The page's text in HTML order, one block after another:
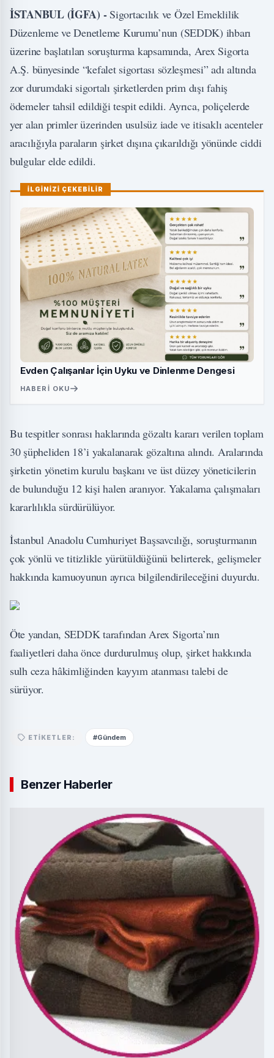
İSTANBUL (İGFA) -Sigortacılık ve Özel Emeklilik
Düzenleme ve Denetleme Kurumu’nun (SEDDK) ihbarı
üzerine başlatılan soruşturma kapsamında, Arex Sigorta
A.Ş. bünyesinde “kefalet sigortası sözleşmesi” adı altında
zor durumdaki sigortalı şirketlerden prim dışı fahiş
ödemeler tahsil edildiği tespit edildi. Ayrıca, poliçelerde
yer alan primler üzerinden usulsüz iade ve itisaklı acenteler
aracılığıyla paraların şirket dışına çıkarıldığı yönünde ciddi
bulgular elde edildi.
İLGİNİZİ ÇEKEBİLİR
Evden Çalışanlar İçin Uyku ve Dinlenme Dengesi
HABERI OKU
Bu tespitler sonrası haklarında gözaltı kararı verilen toplam
30 şüpheliden 18’i yakalanarak gözaltına alındı. Aralarında
şirketin yönetim kurulu başkanı ve üst düzey yöneticilerin
de bulunduğu 12 kişi halen aranıyor. Yakalama çalışmaları
kararlılıkla sürdürülüyor.
İstanbul Anadolu Cumhuriyet Başsavcılığı, soruşturmanın
çok yönlü ve titizlikle yürütüldüğünü belirterek, gelişmeler
hakkında kamuoyunun ayrıca bilgilendirileceğini duyurdu.
Öte yandan, SEDDK tarafından Arex Sigorta’nın
faaliyetleri daha önce durdurulmuş olup, şirket hakkında
sulh ceza hâkimliğinden kayyım atanması talebi de
sürüyor.
ETIKETLER: #Gündem
Benzer Haberler